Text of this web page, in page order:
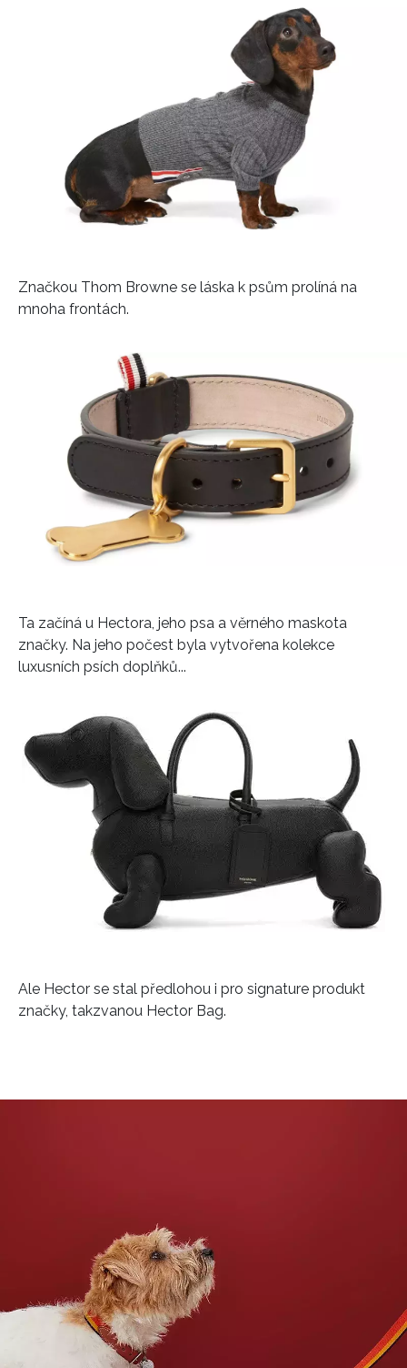
podmínkami společnosti BurdaMedia Extra s.r.o.
potvrzujete, že jste se seznámili se
ochrany soukromí- BurdaMedia Extra s.r.o. bude s
Vašimi údaji pracovat zejména k organizaci a
vyhodnocení akce a zasílání novinek.
Chcete navíc dostávat i další zajímavé a exkluzivní
Značkou Thom Browne se láska k psům prolíná na
mnoha frontách.
Ta začíná u Hectora, jeho psa a věrného maskota
značky. Na jeho počest byla vytvořena kolekce
luxusních psích doplňků...
Ale Hector se stal předlohou i pro signature produkt
značky, takzvanou Hector Bag.